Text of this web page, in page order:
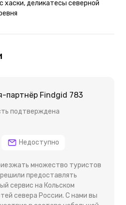
хаски, деликатесы северной
партнёр Findgid 783
подтверждена
Недоступно
множество туристов
предоставлять
сервис на Кольском
севера России. С нами вы